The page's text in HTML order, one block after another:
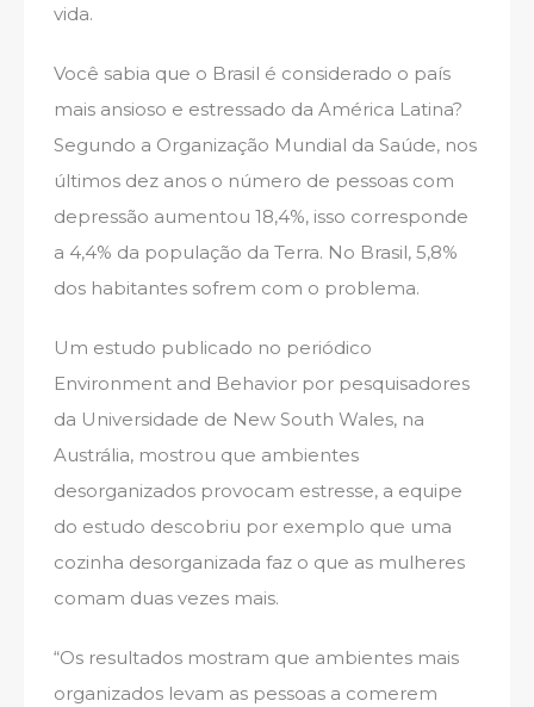
vida.
Você sabia que o Brasil é considerado o país
mais ansioso e estressado da América Latina?
Segundo a Organização Mundial da Saúde, nos
últimos dez anos o número de pessoas com
depressão aumentou 18,4%, isso corresponde
a 4,4% da população da Terra. No Brasil, 5,8%
dos habitantes sofrem com o problema.
Um estudo publicado no periódico
Environment and Behavior por pesquisadores
da Universidade de New South Wales, na
Austrália, mostrou que ambientes
desorganizados provocam estresse, a equipe
do estudo descobriu por exemplo que uma
cozinha desorganizada faz o que as mulheres
comam duas vezes mais.
“Os resultados mostram que ambientes mais
organizados levam as pessoas a comerem